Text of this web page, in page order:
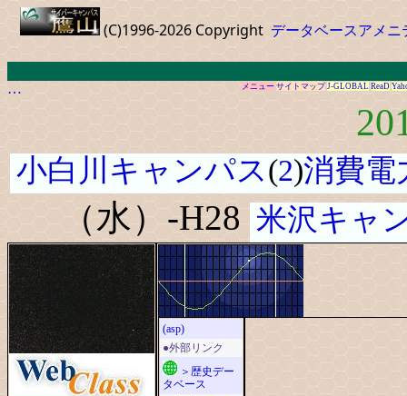
(C)1996-2026 Copyright データベースアメニ
… メニュー サイトマップ J-GLOBAL ReaD
小白川キャンパス(2)消費電
（水）-H28 米沢キャ
(asp)
●外部リンク
＞歴史デー
タベース